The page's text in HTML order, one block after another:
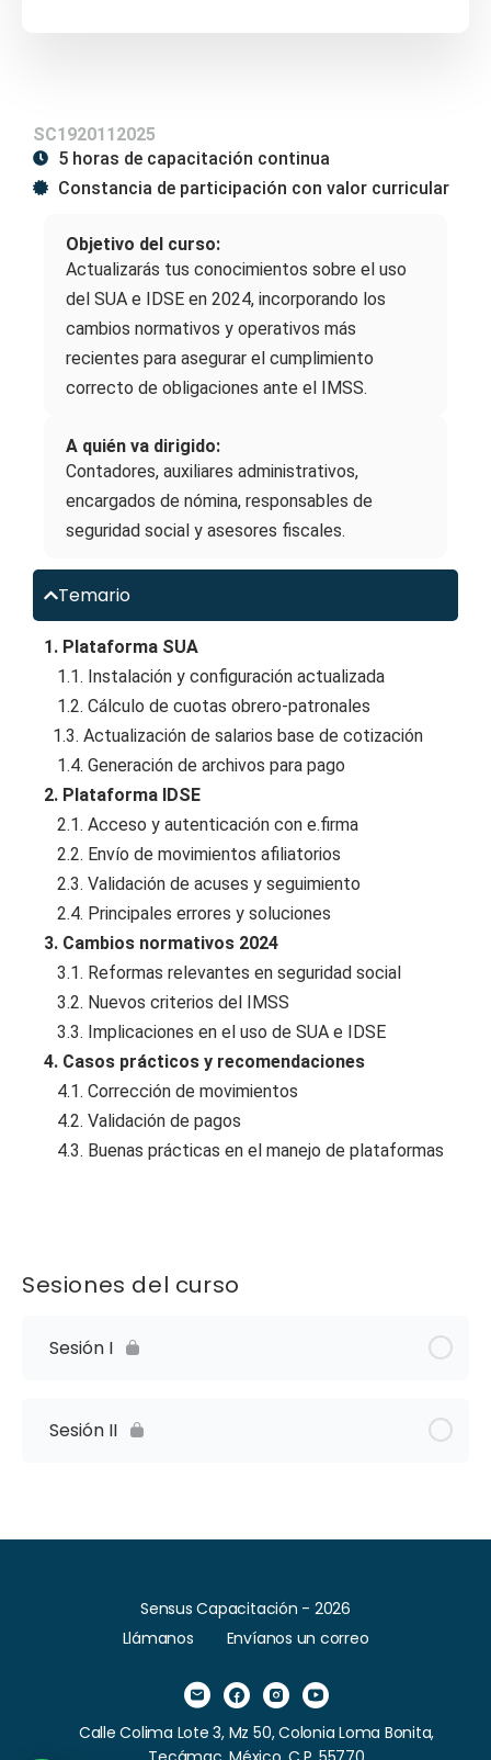
SC1920112025
5 horas de capacitación continua
Constancia de participación con valor curricular
Objetivo del curso:
Actualizarás tus conocimientos sobre el uso
del SUA e IDSE en 2024, incorporando los
cambios normativos y operativos más
recientes para asegurar el cumplimiento
correcto de obligaciones ante el IMSS.
A quién va dirigido:
Contadores, auxiliares administrativos,
encargados de nómina, responsables de
seguridad social y asesores fiscales.
Temario
1. Plataforma SUA
1.1. Instalación y configuración actualizada
1.2. Cálculo de cuotas obrero-patronales
1.3. Actualización de salarios base de cotización
1.4. Generación de archivos para pago
2. Plataforma IDSE
2.1. Acceso y autenticación con e.firma
2.2. Envío de movimientos afiliatorios
2.3. Validación de acuses y seguimiento
2.4. Principales errores y soluciones
3. Cambios normativos 2024
3.1. Reformas relevantes en seguridad social
3.2. Nuevos criterios del IMSS
3.3. Implicaciones en el uso de SUA e IDSE
4. Casos prácticos y recomendaciones
4.1. Corrección de movimientos
4.2. Validación de pagos
4.3. Buenas prácticas en el manejo de plataformas
Sesiones del curso
Sesión I
Sesión II
Sensus Capacitación - 2026
Llámanos
Envíanos un correo
Calle Colima Lote 3, Mz 50, Colonia Loma Bonita,